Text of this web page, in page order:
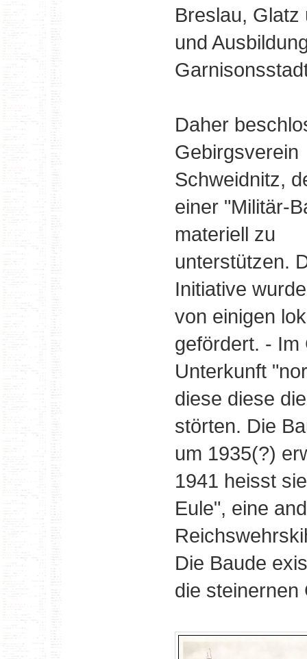
Breslau, Glatz
und
Daher
Gebirgsverein
Schweidnitz,
einer "Militär-
materiell zu
unterstützen.
Initiative
von einigen
gefördert. - Im
Unterkunft
diese diese
störten. Die
um 1935(?)
1941 heisst
Eule", eine
Die Baude
die steinernen